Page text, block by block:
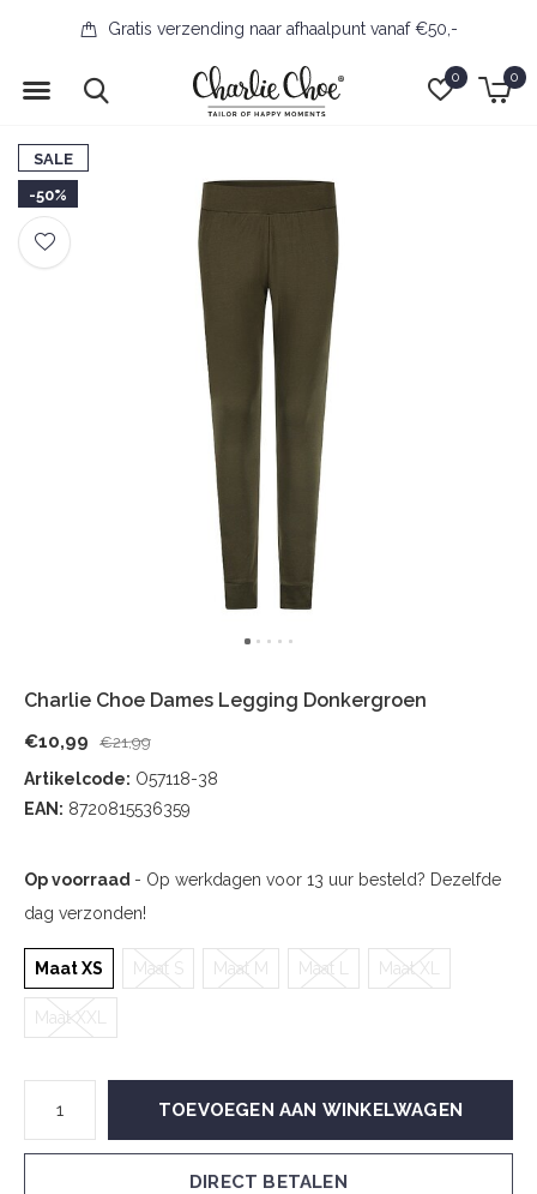
0 0
Gratis verzending naar afhaalpunt vanaf €50,-
SALE
-50%
Charlie Choe Dames Legging Donkergroen
€10,99 €21,99
Artikelcode: O57118-38
EAN: 8720815536359
Op voorraad - Op werkdagen voor 13 uur besteld? Dezelfde
dag verzonden!
Maat XS Maat S Maat M Maat L Maat XL
Maat XXL
TOEVOEGEN AAN WINKELWAGEN
DIRECT BETALEN